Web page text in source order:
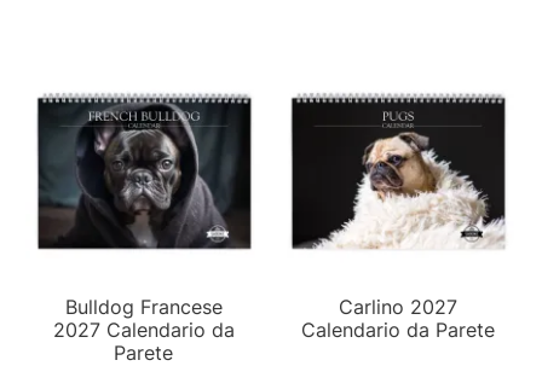
Bulldog Francese
2027 Calendario da
Parete
Carlino 2027
Calendario da Parete